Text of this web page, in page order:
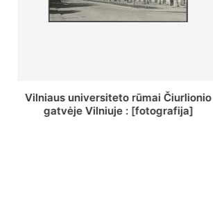
St. Batoro universiteto J. Pilsudskio
kolegija : [fotografija]